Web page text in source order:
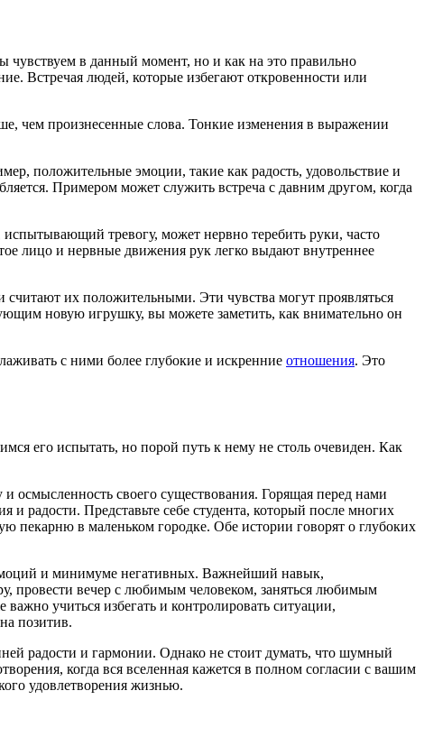
в данный момент, но и как на это правильно
Встречая людей, которые избегают откровенности или
чем произнесенные слова. Тонкие изменения в выражении
положительные эмоции, такие как радость, удовольствие и
Примером может служить встреча с давним другом, когда
тревогу, может нервно теребить руки, часто
лицо и нервные движения рук легко выдают внутреннее
их положительными. Эти чувства могут проявляться
новую игрушку, вы можете заметить, как внимательно он
с ними более глубокие и искренние отношения. Это
его испытать, но порой путь к нему не столь очевиден. Как
осмысленность своего существования. Горящая перед нами
и радости. Представьте себе студента, который после многих
пекарню в маленьком городке. Обе истории говорят о глубоких
и минимуме негативных. Важнейший навык,
провести вечер с любимым человеком, заняться любимым
учиться избегать и контролировать ситуации,
позитив.
радости и гармонии. Однако не стоит думать, что шумный
когда вся вселенная кажется в полном согласии с вашим
удовлетворения жизнью.